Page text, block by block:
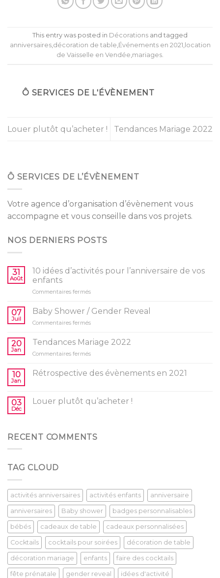
This entry was posted in Décorations and tagged
anniversaires,décoration de table,Événements en 2021,location
de Vaisselle en Vendée,mariages.
Ô SERVICES DE L'ÉVÈNEMENT
Louer plutôt qu’acheter ! Tendances Mariage 2022
Ô SERVICES DE L’ÉVÈNEMENT
Votre agence d’organisation d’évènement vous
accompagne et vous conseille dans vos projets.
NOS DERNIERS POSTS
31
Août
10 idées d’activités pour l’anniversaire de vos
enfants
Commentaires ferméssur
idées
d’activités
pour
de
enfants
07
Juil
Baby Shower / Gender Reveal
Commentaires ferméssur
Shower
/
Gender
20
Jan
Tendances Mariage 2022
Commentaires ferméssur
Mariage
2022
10
Jan
Rétrospective des évènements en 2021
03
Déc
Louer plutôt qu’acheter !
RECENT COMMENTS
TAG CLOUD
activités anniversaires activités enfants anniversaire
anniversaires Baby shower badges personnalisables
bébés cadeaux de table cadeaux personnalisées
Cocktails cocktails pour soirées décoration de table
décoration mariage enfants faire des cocktails
fête prénatale gender reveal idées d'activité